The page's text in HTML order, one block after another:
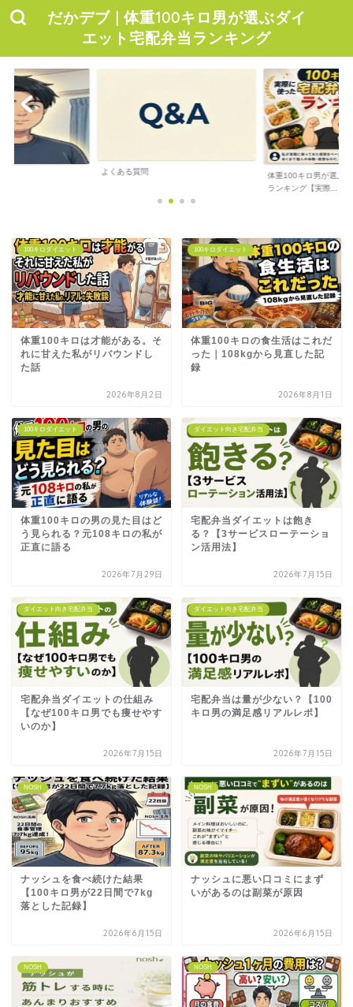
だかデブ | 体重100キロ男が選ぶダイ
エット宅配弁当ランキング
よくある質問
体重100キロ男が選ぶ
ランキング【実際...
100キロダイエット
体重100キロは才能がある。そ
れに甘えた私がリバウンドし
た話
2026年8月2日
100キロダイエット
体重100キロの食生活はこれだ
った｜108kgから見直した記
録
2026年8月1日
100キロダイエット
体重100キロの男の見た目はど
う見られる？元108キロの私が
正直に語る
2026年7月29日
ダイエット向き宅配弁当
宅配弁当ダイエットは飽き
る？【3サービスローテーショ
ン活用法】
2026年7月15日
ダイエット向き宅配弁当
宅配弁当ダイエットの仕組み
【なぜ100キロ男でも痩せやす
いのか】
2026年7月15日
ダイエット向き宅配弁当
宅配弁当は量が少ない？【100
キロ男の満足感リアルレポ】
2026年7月15日
NOSH
ナッシュを食べ続けた結果
【100キロ男が22日間で7kg
落とした記録】
2026年6月15日
NOSH
ナッシュに悪い口コミにまず
いがあるのは副菜が原因
2026年6月15日
NOSH NOSH